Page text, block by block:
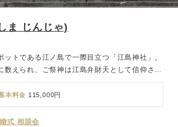
ま じんじゃ)
ットである江ノ島で一際目立つ「江島神社」。
数えられ、ご祭神は江島弁財天として信仰され
。「辺津宮(へつみや)」「中津宮(なかつみ
みや)」の三社からなり、それぞれ田寸津比賣命
市寸島比賣命(いちきしまひめのみこと)、多
のみこと)をお祀りしています。海の神、水の
本料金 115,000円
式 相談会